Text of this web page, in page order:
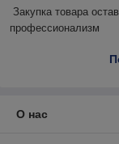
Закупка товара
профессионализм
О нас